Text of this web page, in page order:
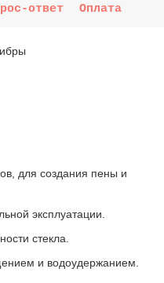
ответ Оплата
для создания пены и
эксплуатации.
стекла.
и водоудержанием.